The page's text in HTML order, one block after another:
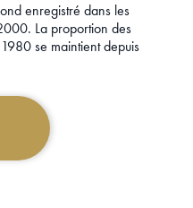
enregistré dans les
La proportion des
se maintient depuis